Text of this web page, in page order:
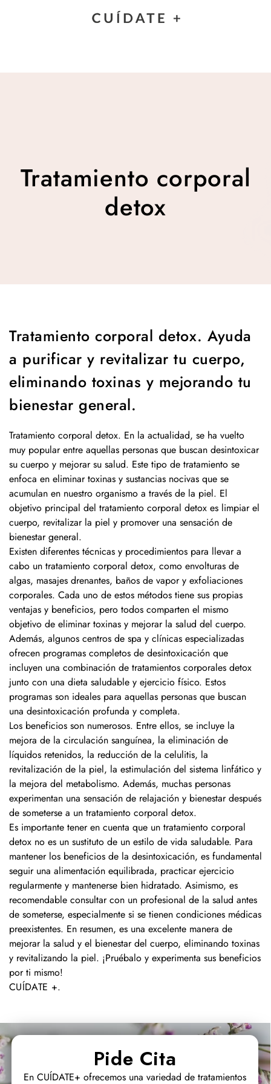
Tratamiento corporal
detox
Tratamiento corporal detox. Ayuda
a purificar y revitalizar tu cuerpo,
eliminando toxinas y mejorando tu
bienestar general.
Tratamiento corporal detox. En la actualidad, se ha vuelto
muy popular entre aquellas personas que buscan desintoxicar
su cuerpo y mejorar su salud. Este tipo de tratamiento se
enfoca en eliminar toxinas y sustancias nocivas que se
acumulan en nuestro organismo a través de la piel. El
objetivo principal del tratamiento corporal detox es limpiar el
cuerpo, revitalizar la piel y promover una sensación de
bienestar general.
Existen diferentes técnicas y procedimientos para llevar a
cabo un tratamiento corporal detox, como envolturas de
algas, masajes drenantes, baños de vapor y exfoliaciones
corporales. Cada uno de estos métodos tiene sus propias
ventajas y beneficios, pero todos comparten el mismo
objetivo de eliminar toxinas y mejorar la salud del cuerpo.
Además, algunos centros de spa y clínicas especializadas
ofrecen programas completos de desintoxicación que
incluyen una combinación de tratamientos corporales detox
junto con una dieta saludable y ejercicio físico. Estos
programas son ideales para aquellas personas que buscan
una desintoxicación profunda y completa.
Los beneficios son numerosos. Entre ellos, se incluye la
mejora de la circulación sanguínea, la eliminación de
líquidos retenidos, la reducción de la celulitis, la
revitalización de la piel, la estimulación del sistema linfático y
la mejora del metabolismo. Además, muchas personas
experimentan una sensación de relajación y bienestar después
de someterse a un tratamiento corporal detox.
Es importante tener en cuenta que un tratamiento corporal
detox no es un sustituto de un estilo de vida saludable. Para
mantener los beneficios de la desintoxicación, es fundamental
seguir una alimentación equilibrada, practicar ejercicio
regularmente y mantenerse bien hidratado. Asimismo, es
recomendable consultar con un profesional de la salud antes
de someterse, especialmente si se tienen condiciones médicas
preexistentes. En resumen, es una excelente manera de
mejorar la salud y el bienestar del cuerpo, eliminando toxinas
y revitalizando la piel. ¡Pruébalo y experimenta sus beneficios
por ti mismo!
CUÍDATE +.
Pide Cita
En CUÍDATE+ ofrecemos una variedad de tratamientos